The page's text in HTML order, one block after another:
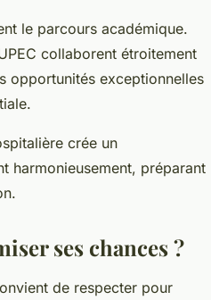
le parcours académique.
collaborent étroitement
opportunités exceptionnelles
crée un
harmonieusement, préparant
ses chances ?
de respecter pour